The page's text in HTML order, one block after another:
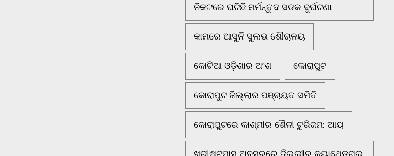
ନିକଟରେ ଘଟିଛି ମର୍ମନ୍ତୁଦ ସଡକ ଦୁର୍ଘଟଣା
କାମରେ ଆସୁନି ସୁଲଭ ଶୌଚାଳୟ
କୋଟିଆ ଓଡ଼ିଶାର ଅଂଶ କୋରାପୁଟ
କୋରାପୁଟ ଜିଲ୍ଲାର ପଞ୍ଚାୟତ ସମିତି
କୋରାପୁଟରେ କାଶ୍ମୀର ଶୈଳୀ ଟୁରିଜମ: ଆୟ